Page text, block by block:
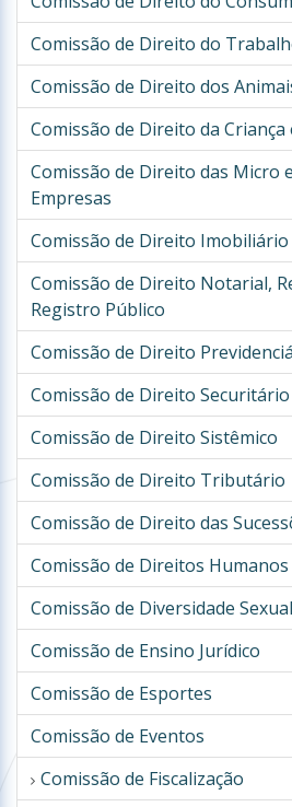
Comissão de Direito do
Comissão de Direito dos
Comissão de Direito da Criança
Comissão de Direito das Micro
Empresas
Comissão de Direito Imobiliário
Comissão de Direito Notarial,
Registro Público
Comissão de Direito
Comissão de Direito Securitário
Comissão de Direito Sistêmico
Comissão de Direito Tributário
Comissão de Direito das
Comissão de Direitos Humanos
Comissão de Diversidade
Comissão de Ensino Jurídico
Comissão de Esportes
Comissão de Eventos
Comissão de Fiscalização